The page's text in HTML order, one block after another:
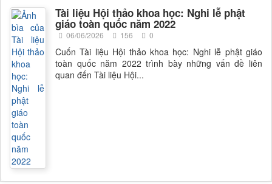
Tài liệu Hội thảo khoa học: Nghi lễ phật
giáo toàn quốc năm 2022
06/06/2026 156 0
Cuốn Tài liệu Hội thảo khoa học: Nghi lễ phật giáo
toàn quốc năm 2022 trình bày những vấn đề liên
quan đến Tài liệu Hội...